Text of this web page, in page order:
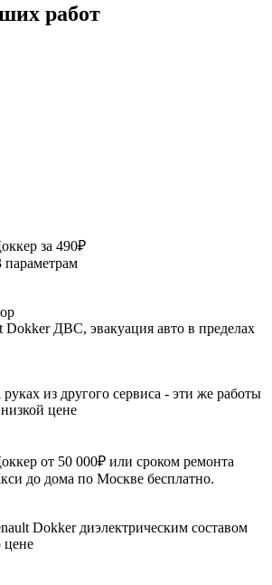
работ
за 490₽
параметрам
ДВС, эвакуация авто в пределах
из другого сервиса - эти же работы
цене
от 50 000₽ или сроком ремонта
до дома по Москве бесплатно.
Dokker диэлектрическим составом
цене